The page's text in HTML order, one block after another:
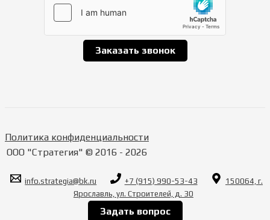
Заказать звонок
Политика конфиденциальности
ООО "Стратегия" © 2016 - 2026
info.strategia@bk.ru +7 (915) 990-53-43
150064, г.
Ярославль, ул. Строителей, д. 30
Задать вопрос